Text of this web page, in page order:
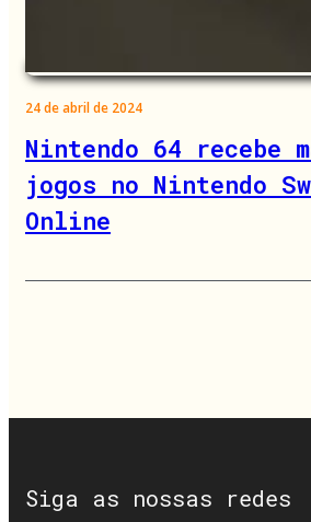
24 de abril de 2024
Nintendo 64 recebe
jogos no Nintendo
Online
Siga as nossas redes